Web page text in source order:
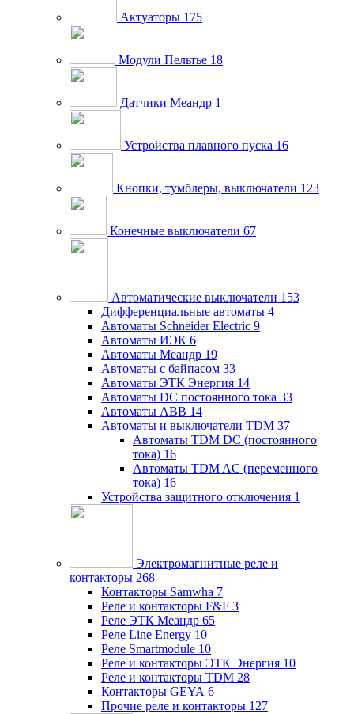
Актуаторы 175
Модули Пельтье 18
Датчики Меандр 1
Устройства плавного пуска 16
Кнопки, тумблеры, выключатели 123
Конечные выключатели 67
Автоматические выключатели 153
Дифференциальные автоматы 4
Автоматы Schneider Electric 9
Автоматы ИЭК 6
Автоматы Меандр 19
Автоматы с байпасом 33
Автоматы ЭТК Энергия 14
Автоматы DC постоянного тока 33
Автоматы ABB 14
Автоматы и выключатели TDM 37
Автоматы TDM DC (постоянного
тока) 16
Автоматы TDM AC (переменного
тока) 16
Устройства защитного отключения 1
Электромагнитные реле и
контакторы 268
Контакторы Samwha 7
Реле и контакторы F&F 3
Реле ЭТК Меандр 65
Реле Line Energy 10
Реле Smartmodule 10
Реле и контакторы ЭТК Энергия 10
Реле и контакторы TDM 28
Контакторы GEYA 6
Прочие реле и контакторы 127